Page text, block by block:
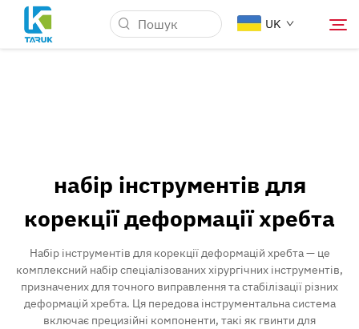
UK
Новини та Події
Про компанію
набір інструментів для
корекції деформації хребта
Набір інструментів для корекції деформацій хребта — це
комплексний набір спеціалізованих хірургічних інструментів,
призначених для точного виправлення та стабілізації різних
деформацій хребта. Ця передова інструментальна система
включає прецизійні компоненти, такі як гвинти для